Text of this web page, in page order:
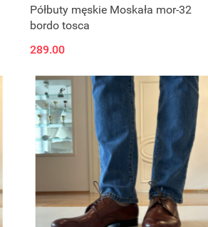
Półbuty męskie Moskała mor-32
bordo tosca
289.00